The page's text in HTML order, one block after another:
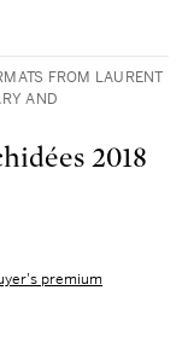
FROM LAURENT
AND
2018
premium